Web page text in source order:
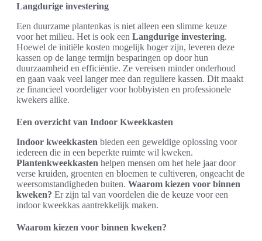
Langdurige investering
Een duurzame plantenkas is niet alleen een slimme keuze
voor het milieu. Het is ook een Langdurige investering.
Hoewel de initiële kosten mogelijk hoger zijn, leveren deze
kassen op de lange termijn besparingen op door hun
duurzaamheid en efficiëntie. Ze vereisen minder onderhoud
en gaan vaak veel langer mee dan reguliere kassen. Dit maakt
ze financieel voordeliger voor hobbyisten en professionele
kwekers alike.
Een overzicht van Indoor Kweekkasten
Indoor kweekkasten bieden een geweldige oplossing voor
iedereen die in een beperkte ruimte wil kweken.
Plantenkweekkasten helpen mensen om het hele jaar door
verse kruiden, groenten en bloemen te cultiveren, ongeacht de
weersomstandigheden buiten. Waarom kiezen voor binnen
kweken? Er zijn tal van voordelen die de keuze voor een
indoor kweekkas aantrekkelijk maken.
Waarom kiezen voor binnen kweken?